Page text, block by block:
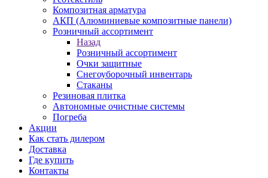
Композитная арматура
АКП (Алюминиевые композитные панели)
Розничный ассортимент
Назад
Розничный ассортимент
Очки защитные
Снегоуборочный инвентарь
Стаканы
Резиновая плитка
Автономные очистные системы
Погреба
Акции
Как стать дилером
Доставка
Где купить
Контакты